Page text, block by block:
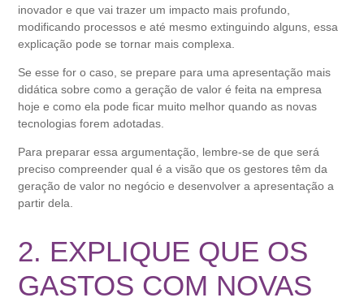
inovador e que vai trazer um impacto mais profundo,
modificando processos e até mesmo extinguindo alguns, essa
explicação pode se tornar mais complexa.
Se esse for o caso, se prepare para uma apresentação mais
didática sobre como a geração de valor é feita na empresa
hoje e como ela pode ficar muito melhor quando as novas
tecnologias forem adotadas.
Para preparar essa argumentação, lembre-se de que será
preciso compreender qual é a visão que os gestores têm da
geração de valor no negócio e desenvolver a apresentação a
partir dela.
2. EXPLIQUE QUE OS
GASTOS COM NOVAS